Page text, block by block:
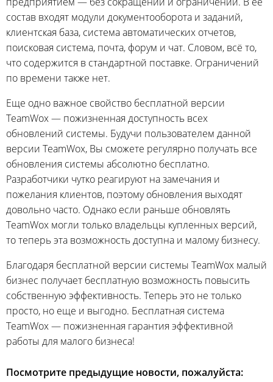
состав входят модули документооборота и заданий,
клиентская база, система автоматических отчетов,
поисковая система, почта, форум и чат. Словом, всё то,
что содержится в стандартной поставке. Ограничений
по времени также нет.
Еще одно важное свойство бесплатной версии
TeamWox — пожизненная доступность всех
обновлений системы. Будучи пользователем данной
версии TeamWox, Вы сможете регулярно получать все
обновления системы абсолютно бесплатно.
Разработчики чутко реагируют на замечания и
пожелания клиентов, поэтому обновления выходят
довольно часто. Однако если раньше обновлять
TeamWox могли только владельцы купленных версий,
то теперь эта возможность доступна и малому бизнесу.
Благодаря бесплатной версии системы TeamWox малый
бизнес получает бесплатную возможность повысить
собственную эффективность. Теперь это не только
просто, но еще и выгодно. Бесплатная система
TeamWox — пожизненная гарантия эффективной
работы для малого бизнеса!
Посмотрите предыдущие новости, пожалуйста: